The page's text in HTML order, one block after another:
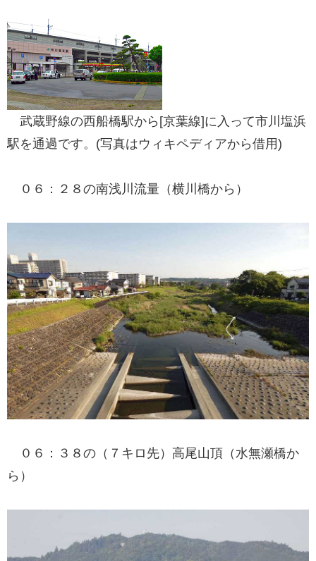
武蔵野線の西船橋駅から[京葉線]に入って市川塩浜
駅を通過です。(写真はウィキペディアから借用)
０６：２８の南浅川流量（横川橋から）
０６：３８の（７キロ先）高尾山頂（水無瀬橋か
ら）